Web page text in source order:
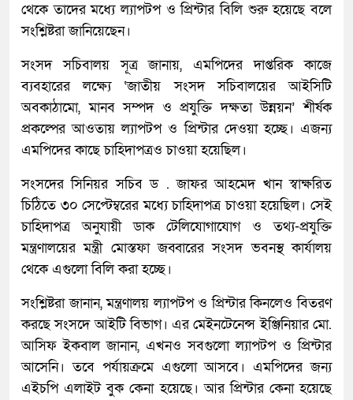
থেকে তাদের মধ্যে ল্যাপটপ ও প্রিন্টার বিলি শুরু হয়েছে বলে
সংশ্লিষ্টরা জানিয়েছেন।
সংসদ সচিবালয় সূত্র জানায়, এমপিদের দাপ্তরিক কাজে
ব্যবহারের লক্ষ্যে ‘জাতীয় সংসদ সচিবালয়ের আইসিটি
অবকাঠামো, মানব সম্পদ ও প্রযুক্তি দক্ষতা উন্নয়ন’ শীর্ষক
প্রকল্পের আওতায় ল্যাপটপ ও প্রিন্টার দেওয়া হচ্ছে। এজন্য
এমপিদের কাছে চাহিদাপত্রও চাওয়া হয়েছিল।
সংসদের সিনিয়র সচিব ড . জাফর আহমেদ খান স্বাক্ষরিত
চিঠিতে ৩০ সেপ্টেম্বরের মধ্যে চাহিদাপত্র চাওয়া হয়েছিল। সেই
চাহিদাপত্র অনুযায়ী ডাক টেলিযোগাযোগ ও তথ্য-প্রযুক্তি
মন্ত্রণালয়ের মন্ত্রী মোস্তফা জব্বারের সংসদ ভবনস্থ কার্যালয়
থেকে এগুলো বিলি করা হচ্ছে।
সংশ্লিষ্টরা জানান, মন্ত্রণালয় ল্যাপটপ ও প্রিন্টার কিনলেও বিতরণ
করছে সংসদে আইটি বিভাগ। এর মেইনটেনেন্স ইঞ্জিনিয়ার মো.
আসিফ ইকবাল জানান, এখনও সবগুলো ল্যাপটপ ও প্রিন্টার
আসেনি। তবে পর্যায়ক্রমে এগুলো আসবে। এমপিদের জন্য
এইচপি এলাইট বুক কেনা হয়েছে। আর প্রিন্টার কেনা হয়েছে